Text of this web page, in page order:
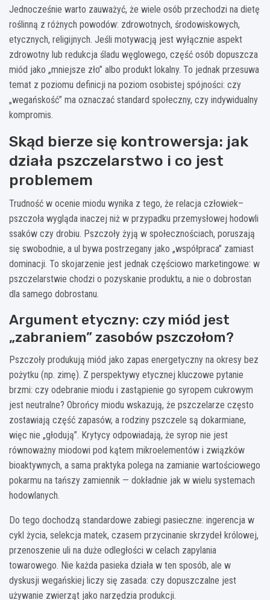
Jednocześnie warto zauważyć, że wiele osób przechodzi na dietę
roślinną z różnych powodów: zdrowotnych, środowiskowych,
etycznych, religijnych. Jeśli motywacją jest wyłącznie aspekt
zdrowotny lub redukcja śladu węglowego, część osób dopuszcza
miód jako „mniejsze zło” albo produkt lokalny. To jednak przesuwa
temat z poziomu definicji na poziom osobistej spójności: czy
„wegańskość” ma oznaczać standard społeczny, czy indywidualny
kompromis.
Skąd bierze się kontrowersja: jak
działa pszczelarstwo i co jest
problemem
Trudność w ocenie miodu wynika z tego, że relacja człowiek–
pszczoła wygląda inaczej niż w przypadku przemysłowej hodowli
ssaków czy drobiu. Pszczoły żyją w społecznościach, poruszają
się swobodnie, a ul bywa postrzegany jako „współpraca” zamiast
dominacji. To skojarzenie jest jednak częściowo marketingowe: w
pszczelarstwie chodzi o pozyskanie produktu, a nie o dobrostan
dla samego dobrostanu.
Argument etyczny: czy miód jest
„zabraniem” zasobów pszczołom?
Pszczoły produkują miód jako zapas energetyczny na okresy bez
pożytku (np. zimę). Z perspektywy etycznej kluczowe pytanie
brzmi: czy odebranie miodu i zastąpienie go syropem cukrowym
jest neutralne? Obrońcy miodu wskazują, że pszczelarze często
zostawiają część zapasów, a rodziny pszczele są dokarmiane,
więc nie „głodują”. Krytycy odpowiadają, że syrop nie jest
równoważny miodowi pod kątem mikroelementów i związków
bioaktywnych, a sama praktyka polega na zamianie wartościowego
pokarmu na tańszy zamiennik — dokładnie jak w wielu systemach
hodowlanych.
Do tego dochodzą standardowe zabiegi pasieczne: ingerencja w
cykl życia, selekcja matek, czasem przycinanie skrzydeł królowej,
przenoszenie uli na duże odległości w celach zapylania
towarowego. Nie każda pasieka działa w ten sposób, ale w
dyskusji wegańskiej liczy się zasada: czy dopuszczalne jest
używanie zwierząt jako narzędzia produkcji.